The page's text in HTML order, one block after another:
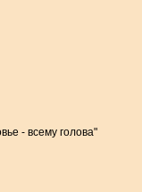
- всему голова"